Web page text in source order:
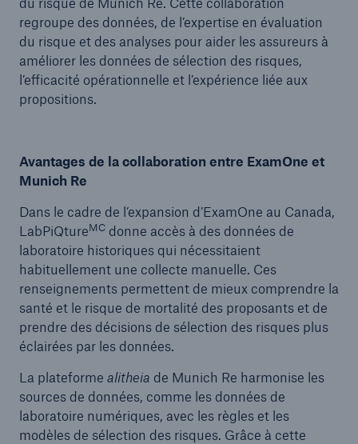
regroupe des données, de l’expertise en évaluation
du risque et des analyses pour aider les assureurs à
améliorer les données de sélection des risques,
l’efficacité opérationnelle et l’expérience liée aux
propositions.
Avantages de la collaboration entre ExamOne et
Munich Re
Dans le cadre de l’expansion d’ExamOne au Canada,
LabPiQtureMCdonne accès à des données de
laboratoire historiques qui nécessitaient
habituellement une collecte manuelle. Ces
renseignements permettent de mieux comprendre la
santé et le risque de mortalité des proposants et de
prendre des décisions de sélection des risques plus
éclairées par les données.
La plateforme alitheia de Munich Re harmonise les
sources de données, comme les données de
laboratoire numériques, avec les règles et les
modèles de sélection des risques. Grâce à cette